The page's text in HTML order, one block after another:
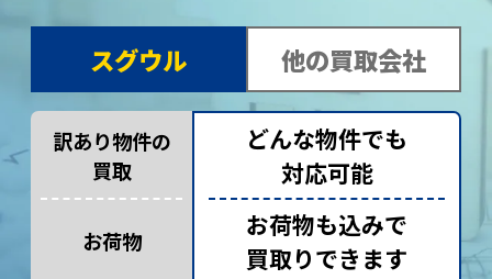
スグウル 他の買取会社
訳あり物件の
買取
お荷物
どんな物件でも
対応可能
お荷物も込みで
買取りできます